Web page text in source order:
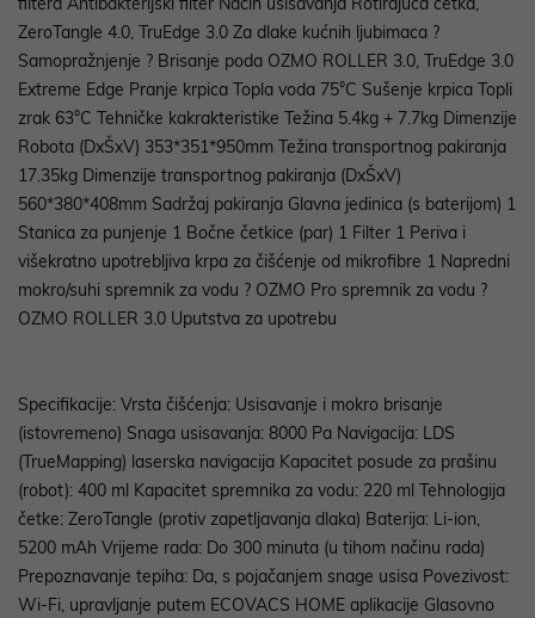
ZeroTangle 4.0, TruEdge 3.0 Za dlake kućnih ljubimaca ?
Samopražnjenje ? Brisanje poda OZMO ROLLER 3.0, TruEdge 3.0
Extreme Edge Pranje krpica Topla voda 75°C Sušenje krpica Topli
zrak 63°C Tehničke kakrakteristike Težina 5.4kg + 7.7kg Dimenzije
Robota (DxŠxV) 353*351*950mm Težina transportnog pakiranja
17.35kg Dimenzije transportnog pakiranja (DxŠxV)
560*380*408mm Sadržaj pakiranja Glavna jedinica (s baterijom) 1
Stanica za punjenje 1 Bočne četkice (par) 1 Filter 1 Periva i
višekratno upotrebljiva krpa za čišćenje od mikrofibre 1 Napredni
mokro/suhi spremnik za vodu ? OZMO Pro spremnik za vodu ?
OZMO ROLLER 3.0 Uputstva za upotrebu
Specifikacije: Vrsta čišćenja: Usisavanje i mokro brisanje
(istovremeno) Snaga usisavanja: 8000 Pa Navigacija: LDS
(TrueMapping) laserska navigacija Kapacitet posude za prašinu
(robot): 400 ml Kapacitet spremnika za vodu: 220 ml Tehnologija
četke: ZeroTangle (protiv zapetljavanja dlaka) Baterija: Li-ion,
5200 mAh Vrijeme rada: Do 300 minuta (u tihom načinu rada)
Prepoznavanje tepiha: Da, s pojačanjem snage usisa Povezivost:
Wi-Fi, upravljanje putem ECOVACS HOME aplikacije Glasovno